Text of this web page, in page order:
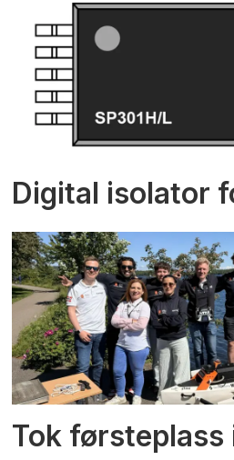
Digital isolator
Tok førsteplass